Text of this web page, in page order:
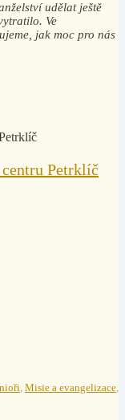
udělat ještě
Ve
jak moc pro nás
Petrklíč
, Misie a evangelizace,